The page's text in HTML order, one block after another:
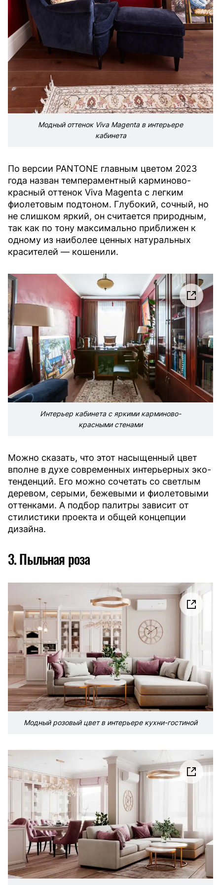
Модный оттенок Viva Magenta в интерьере
кабинета
По версии PANTONE главным цветом 2023
года назван темпераментный карминово-
красный оттенок Viva Magenta с легким
фиолетовым подтоном. Глубокий, сочный, но
не слишком яркий, он считается природным,
так как по тону максимально приближен к
одному из наиболее ценных натуральных
красителей — кошенили.
Интерьер кабинета с яркими карминово-
красными стенами
Можно сказать, что этот насыщенный цвет
вполне в духе современных интерьерных эко-
тенденций. Его можно сочетать со светлым
деревом, серыми, бежевыми и фиолетовыми
оттенками. А подбор палитры зависит от
стилистики проекта и общей концепции
дизайна.
3. Пыльная роза
Модный розовый цвет в интерьере кухни-гостиной